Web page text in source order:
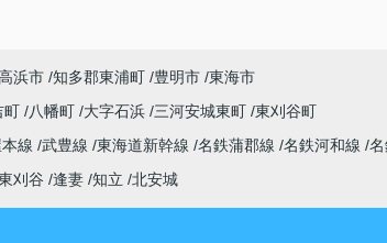
浜市 知多郡東浦町 豊明市 東海市
町 八幡町 大字石浜 三河安城東町 東刈谷町
線 武豊線 東海道新幹線 名鉄蒲郡線 名鉄河和線
刈谷 逢妻 知立 北安城